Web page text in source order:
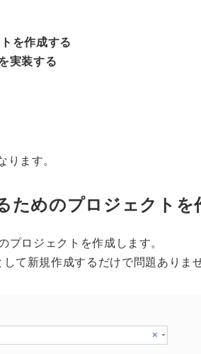
を作成する
実装する
ります。
ためのプロジェクトを
ロジェクトを作成します。
て新規作成するだけで問題ありませ